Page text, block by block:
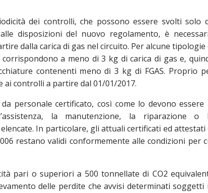
dei controlli, che possono essere svolti solo
disposizioni del nuovo regolamento, è
dalla carica di gas nel circuito. Per alcune tipologie
a meno di 3 kg di carica di gas e,
contenenti meno di 3 kg di FGAS. Proprio
controlli a partire dal 01/01/2017.
personale certificato, così come lo devono essere
la manutenzione, la riparazione o
In particolare, gli attuali certificati ed attestati
restano validi conformemente alle condizioni per
pari o superiori a 500 tonnellate di CO2
delle perdite che avvisi determinati soggetti